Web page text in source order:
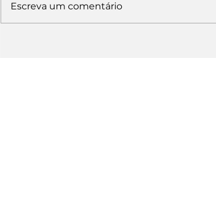
Escreva um comentário